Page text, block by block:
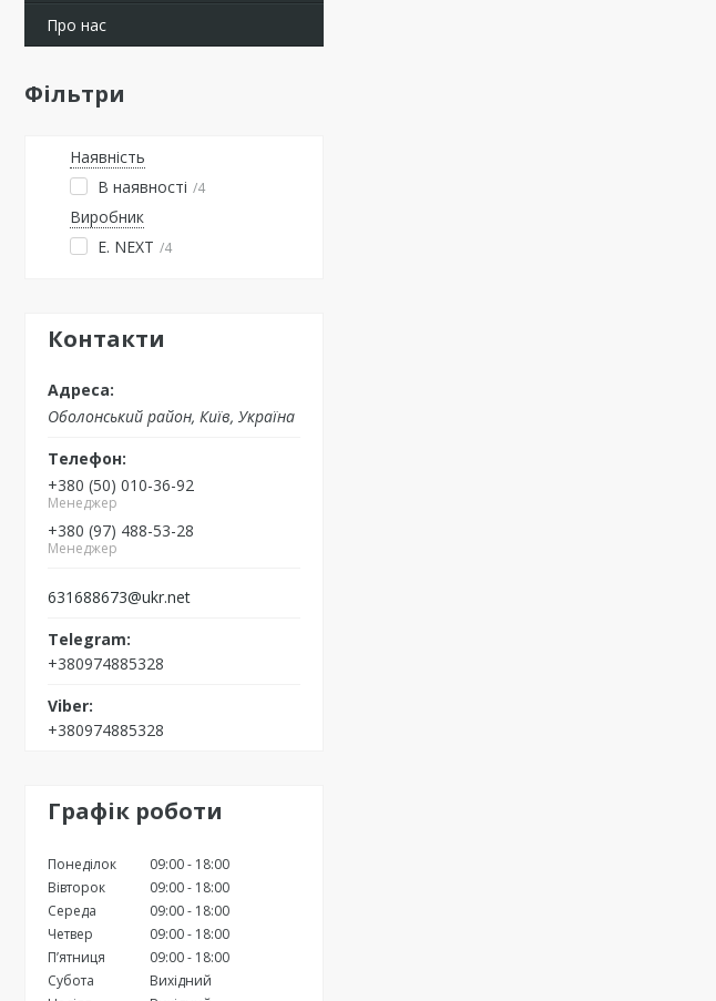
Про нас
Фільтри
Наявність
В наявності
4
Виробник
E. NEXT
4
Контакти
Оболонський район, Київ, Україна
+380 (50) 010-36-92
Менеджер
+380 (97) 488-53-28
Менеджер
631688673@ukr.net
+380974885328
+380974885328
Графік роботи
Понеділок 09:00
18:00
Вівторок
09:00
18:00
Середа
09:00
18:00
Четвер
09:00
18:00
Пʼятниця
09:00
18:00
Субота
Вихідний